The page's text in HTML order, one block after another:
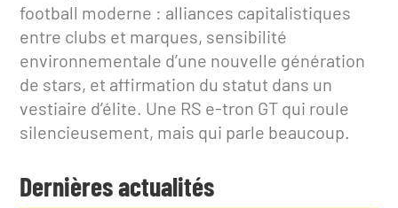
football moderne : alliances capitalistiques
entre clubs et marques, sensibilité
environnementale d’une nouvelle génération
de stars, et affirmation du statut dans un
vestiaire d’élite. Une RS e-tron GT qui roule
silencieusement, mais qui parle beaucoup.
Dernières actualités